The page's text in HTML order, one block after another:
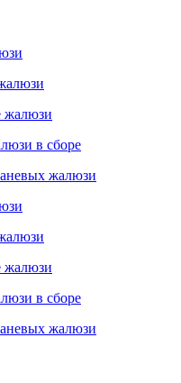
жалюзи
в сборе
жалюзи
жалюзи
в сборе
жалюзи